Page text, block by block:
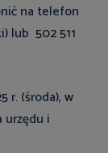
na telefon
lub 502 511
r. (środa), w
i